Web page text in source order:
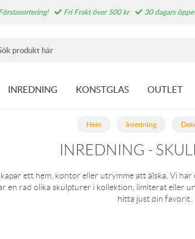
Fri Frakt över 500 kr 30 dagars
INREDNING KONSTGLAS OUTLET
Hem Inredning
INREDNING -
ett hem, kontor eller utrymme att älska. Vi
en rad olika skulpturer i kollektion, limiterat eller
hitta just din favorit.